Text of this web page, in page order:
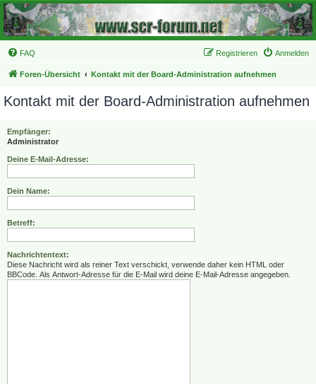
FAQ Anmelden
Registrieren
Foren-Übersicht Kontakt mit der Board-Administration aufnehmen
Kontakt mit der Board-Administration aufnehmen
Empfänger:
Administrator
Deine E-Mail-Adresse:
Dein Name:
Betreff:
Nachrichtentext:
Diese Nachricht wird als reiner Text verschickt, verwende daher kein HTML oder
BBCode. Als Antwort-Adresse für die E-Mail wird deine E-Mail-Adresse angegeben.